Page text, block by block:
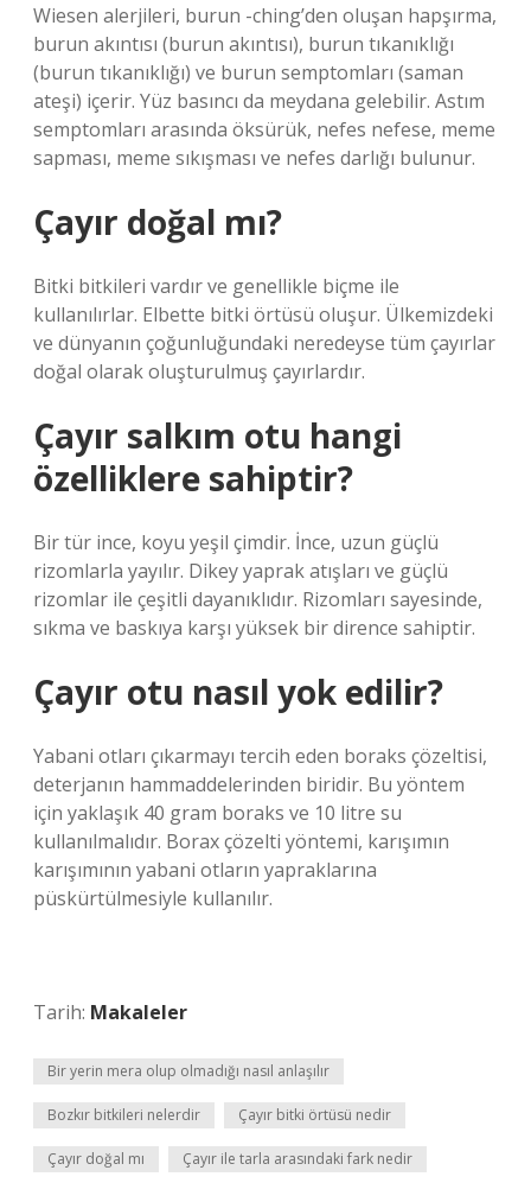
Wiesen alerjileri, burun -ching’den oluşan hapşırma,
burun akıntısı (burun akıntısı), burun tıkanıklığı
(burun tıkanıklığı) ve burun semptomları (saman
ateşi) içerir. Yüz basıncı da meydana gelebilir. Astım
semptomları arasında öksürük, nefes nefese, meme
sapması, meme sıkışması ve nefes darlığı bulunur.
Çayır doğal mı?
Bitki bitkileri vardır ve genellikle biçme ile
kullanılırlar. Elbette bitki örtüsü oluşur. Ülkemizdeki
ve dünyanın çoğunluğundaki neredeyse tüm çayırlar
doğal olarak oluşturulmuş çayırlardır.
Çayır salkım otu hangi
özelliklere sahiptir?
Bir tür ince, koyu yeşil çimdir. İnce, uzun güçlü
rizomlarla yayılır. Dikey yaprak atışları ve güçlü
rizomlar ile çeşitli dayanıklıdır. Rizomları sayesinde,
sıkma ve baskıya karşı yüksek bir dirence sahiptir.
Çayır otu nasıl yok edilir?
Yabani otları çıkarmayı tercih eden boraks çözeltisi,
deterjanın hammaddelerinden biridir. Bu yöntem
için yaklaşık 40 gram boraks ve 10 litre su
kullanılmalıdır. Borax çözelti yöntemi, karışımın
karışımının yabani otların yapraklarına
püskürtülmesiyle kullanılır.
Tarih: Makaleler
Bir yerin mera olup olmadığı nasıl anlaşılır
Bozkır bitkileri nelerdir Çayır bitki örtüsü nedir
Çayır doğal mı Çayır ile tarla arasındaki fark nedir